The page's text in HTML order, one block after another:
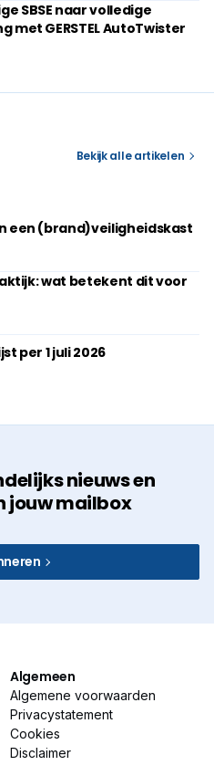
SBSE naar volledige
met GERSTEL AutoTwister
Bekijk alle artikelen
een (brand)veiligheidskast
wat betekent dit voor
per 1 juli 2026
nieuws en
jouw mailbox
Algemeen
Algemene voorwaarden
Privacystatement
Cookies
Disclaimer